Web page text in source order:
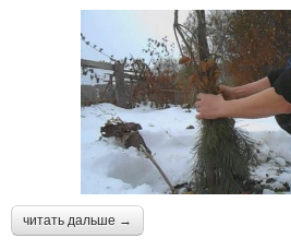
читать дальше →